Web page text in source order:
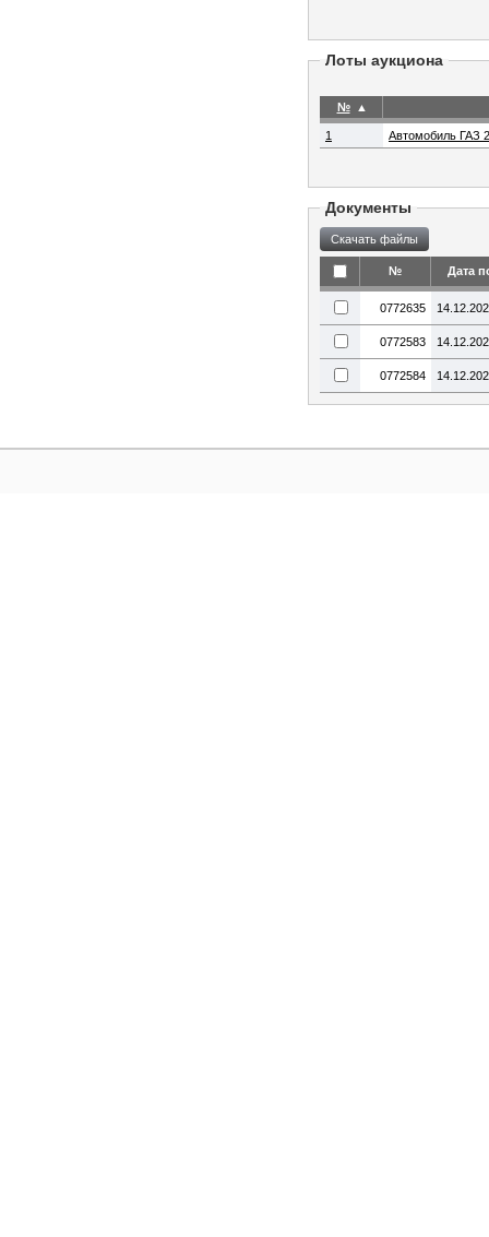
Лоты аукциона
№ ▲
1 Автомобиль ГАЗ
Документы
№ Дата
0772635
0772583
0772584